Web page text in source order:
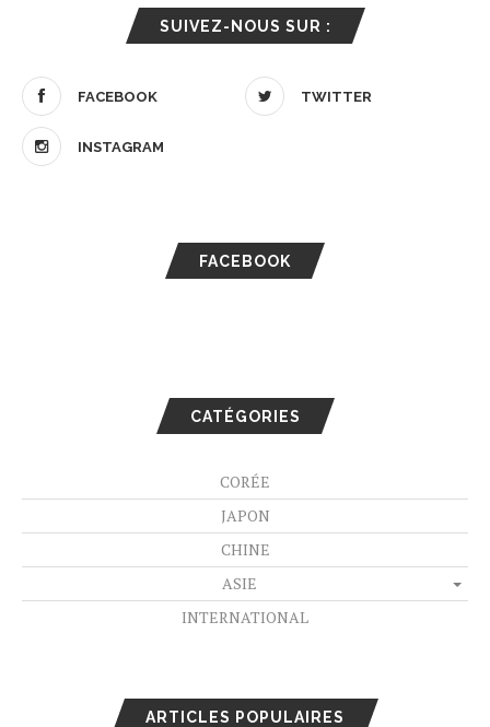
SUIVEZ-NOUS SUR :
FACEBOOK TWITTER
INSTAGRAM
FACEBOOK
CATÉGORIES
CORÉE
JAPON
CHINE
ASIE
INTERNATIONAL
ARTICLES POPULAIRES